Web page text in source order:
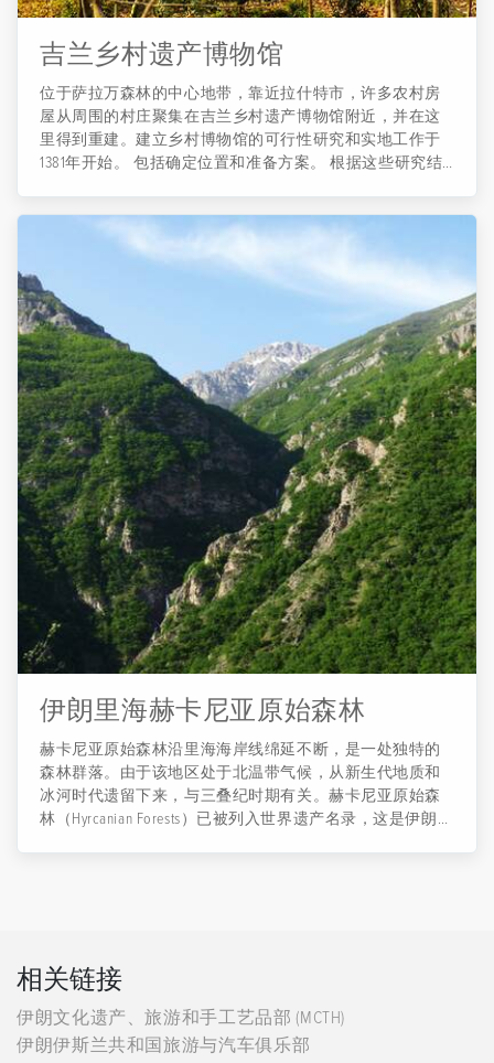
吉兰乡村遗产博物馆
位于萨拉万森林的中心地带，靠近拉什特市，许多农村房
屋从周围的村庄聚集在吉兰乡村遗产博物馆附近，并在这
里得到重建。建立乡村博物馆的可行性研究和实地工作于
1381年开始。 包括确定位置和准备方案。 根据这些研究结
支具有四个沿海、平原，山脉和亚山脉。还应该说，在设
计这个博物馆的休息室、餐厅、清真寺和巴扎时，一些问
题已经被考虑到了。 最后，施工作业始于1383年，它于1384
年进入执行阶段。除了农村房屋外，还有吉兰名人博物
馆、清真寺、入口大楼、研究人员论坛、市场、咖啡馆、
传统煤窑、锻造车间、学校和行政、服务大楼和博物馆。
据推测，博物馆的每个部分都将在完工后向公众参观。这
个博物馆展出了不同的农业设备。 此外，博物馆的房屋还
包括传统装饰，其中大部分都是当地人赠送的。 博物馆也
是举办节日和文化聚会的中心。 与该地区相关的传统，如
婚礼仪式、Gile Mard摔跤、varza Jang（意为战斗）和lafand
bazi等，都是博物馆偶尔会举办的最重要和最有趣的仪式。
为了参观这个户外博物馆，当你到达拉什特 - 加兹温高速公
路18公里时，你应该在警察局之前转向萨拉万到Shaft的道
路。 ...
伊朗里海赫卡尼亚原始森林
赫卡尼亚原始森林沿里海海岸线绵延不断，是一处独特的
森林群落。由于该地区处于北温带气候，从新生代地质和
冰河时代遗留下来，与三叠纪时期有关。赫卡尼亚原始森
林（Hyrcanian Forests）已被列入世界遗产名录，这是伊朗第
马鹿、各种鸟类。 赫卡尼亚森林分布在古洛斯坦国家公
园、阿卜拉森林、贾汉纳玛森林、布拉森林、阿利梅斯坦
森林、瓦兹森林、瑙沙赫尔的科尤尔地区、查勒斯的查哈
巴格地区、霍什克达兰森林、加什特-埃鲁汗、吉兰的西亚
相关链接
伊朗文化遗产、旅游和手工艺品部 (MCTH)
伊朗伊斯兰共和国旅游与汽车俱乐部